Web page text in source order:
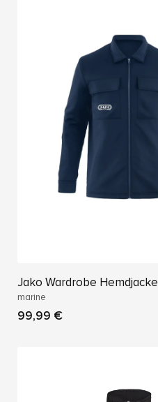
Jako Wardrobe Hemdjacke
marine
99,99 €